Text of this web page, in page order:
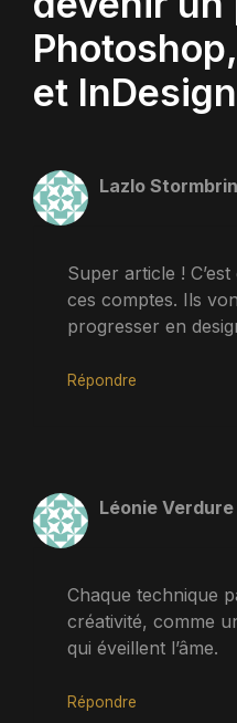
et
Lazlo
Super article !
ces comptes. Ils
progresser en
Répondre
Léonie Verdure
Chaque technique
créativité, comme
qui éveillent l’âme.
Répondre